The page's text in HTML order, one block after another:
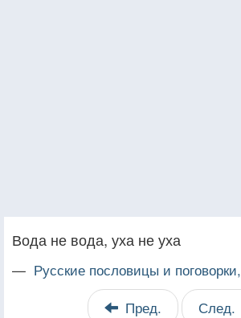
Вода не вода, уха не уха
— Русские пословицы и поговорки,
Пред. След.